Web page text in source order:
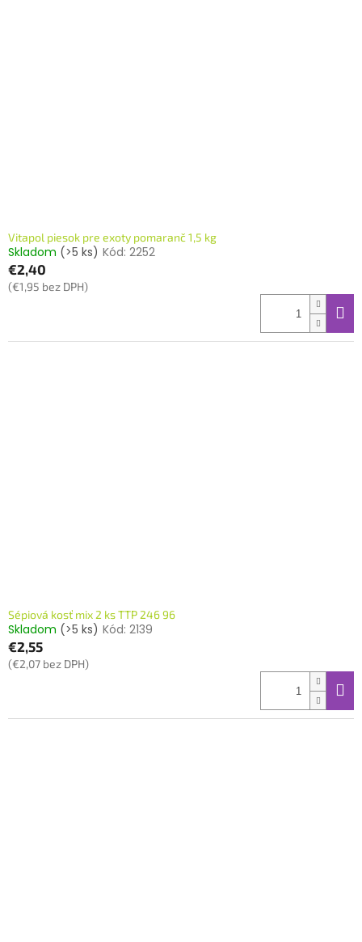
Vitapol piesok pre exoty pomaranč 1,5 kg
Skladom (>5 ks) Kód: 2252
€2,40
(€1,95 bez DPH)
Sépiová kosť mix 2 ks TTP 246 96
Skladom (>5 ks) Kód: 2139
€2,55
(€2,07 bez DPH)